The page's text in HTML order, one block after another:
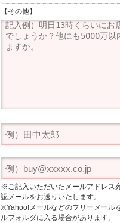
【その他】
※ご記入いただいたメールアドレス
認メールをお送りいたします。
※Yahoo!メールなどのフリーメール
ルフォルダに入る場合があります。